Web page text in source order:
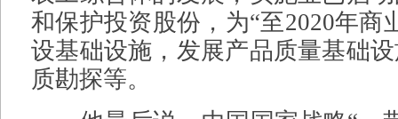
和保护投资股份，为“至2020年商
设基础设施，发展产品质量基础
质勘探等。